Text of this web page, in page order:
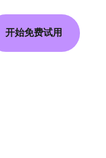
开始免费试用